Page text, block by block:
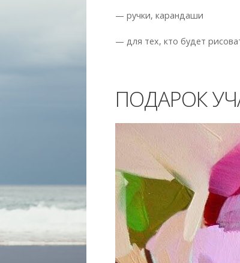
— ручки, карандаши
— для тех, кто будет
ПОДАРОК